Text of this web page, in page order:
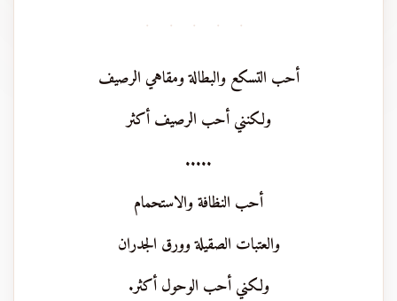
· · · · ·
أحب التسكع والبطالة ومقاهي الرصيف
ولكنني أحب الرصيف أكثر
.....
أحب النظافة والاستحمام
والعتبات الصقيلة وورق الجدران
ولكني أحب الوحول أكثر.